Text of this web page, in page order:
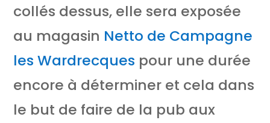
collés dessus, elle sera exposée
au magasin Netto de Campagne
les Wardrecques pour une durée
encore à déterminer et cela dans
le but de faire de la pub aux